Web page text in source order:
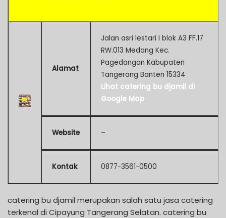
Alamat
Jalan asri lestari I blok A3 FF.17
RW.013 Medang Kec.
Pagedangan Kabupaten
Tangerang Banten 15334
Lihat catering bu djamil di
Google Map
Website –
Kontak 0877-3561-0500
catering bu djamil merupakan salah satu jasa catering
terkenal di Cipayung Tangerang Selatan. catering bu